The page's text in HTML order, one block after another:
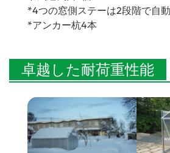
*4つの窓側ステーは2段階で自
*アンカー杭4本
卓越した耐荷重性能